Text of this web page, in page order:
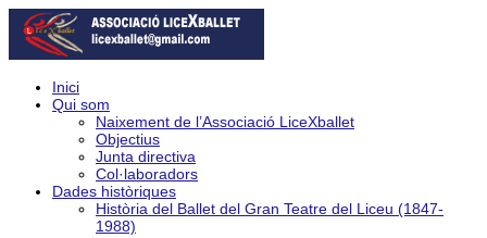
Inici
Qui som
Naixement de l’Associació LiceXballet
Objectius
Junta directiva
Col·laboradors
Dades històriques
Història del Ballet del Gran Teatre del Liceu (1847-
1988)